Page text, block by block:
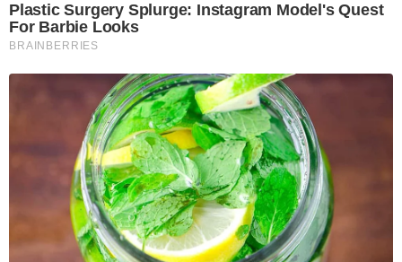
Plastic Surgery Splurge: Instagram Model's Quest
For Barbie Looks
BRAINBERRIES